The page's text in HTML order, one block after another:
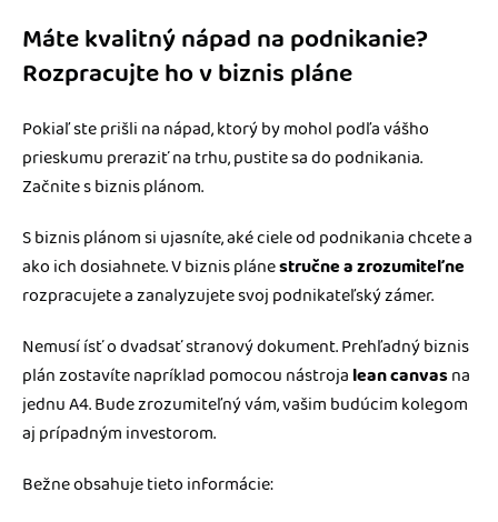
Máte kvalitný nápad na podnikanie?
Rozpracujte ho v biznis pláne
Pokiaľ ste prišli na nápad, ktorý by mohol podľa vášho
prieskumu preraziť na trhu, pustite sa do podnikania.
Začnite s biznis plánom.
S biznis plánom si ujasníte, aké ciele od podnikania chcete a
ako ich dosiahnete. V biznis plánestručne a zrozumiteľne
rozpracujete a zanalyzujete svoj podnikateľský zámer.
Nemusí ísť o dvadsať stranový dokument. Prehľadný biznis
plán zostavíte napríklad pomocou nástroja lean canvasna
jednu A4. Bude zrozumiteľný vám, vašim budúcim kolegom
aj prípadným investorom.
Bežne obsahuje tieto informácie: